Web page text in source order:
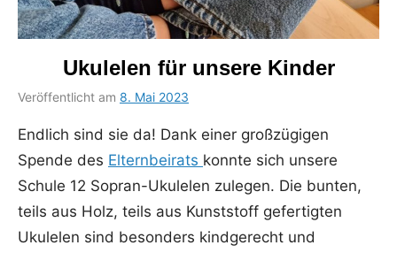
Ukulelen für unsere Kinder
Veröffentlicht am 8. Mai 2023
Schumacher
Endlich sind sie da! Dank einer großzügigen
Spende des Elternbeirats konnte sich unsere
Schule 12 Sopran-Ukulelen zulegen. Die bunten,
teils aus Holz, teils aus Kunststoff gefertigten
Ukulelen sind besonders kindgerecht und